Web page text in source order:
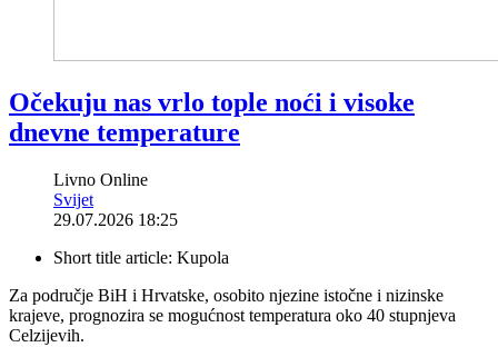
Očekuju nas vrlo tople noći i visoke
dnevne temperature
Livno Online
Svijet
29.07.2026 18:25
Short title article: Kupola
Za područje BiH i Hrvatske, osobito njezine istočne i nizinske
krajeve, prognozira se mogućnost temperatura oko 40 stupnjeva
Celzijevih.